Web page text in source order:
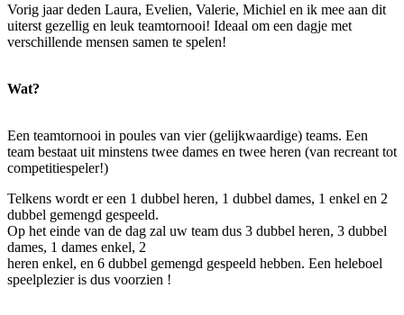
Vorig jaar deden Laura, Evelien, Valerie, Michiel en ik mee aan dit
uiterst gezellig en leuk teamtornooi! Ideaal om een dagje met
verschillende mensen samen te spelen!
Wat?
Een teamtornooi in poules van vier (gelijkwaardige) teams. Een
team bestaat uit minstens twee dames en twee heren (van recreant tot
competitiespeler!)
Telkens wordt er een 1 dubbel heren, 1 dubbel dames, 1 enkel en 2
dubbel gemengd gespeeld.
Op het einde van de dag zal uw team dus 3 dubbel heren, 3 dubbel
dames, 1 dames enkel, 2
heren enkel, en 6 dubbel gemengd gespeeld hebben. Een heleboel
speelplezier is dus voorzien !